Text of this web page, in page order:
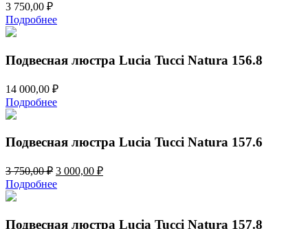
3 750,00 ₽
Подробнее
Подвесная люстра Lucia Tucci Natura 156.8
14 000,00 ₽
Подробнее
Подвесная люстра Lucia Tucci Natura 157.6
3 750,00₽ Первоначальная
цена
составляла
3 000,00 ₽Текущая
Подробнее
Подвесная люстра Lucia Tucci Natura 157.8